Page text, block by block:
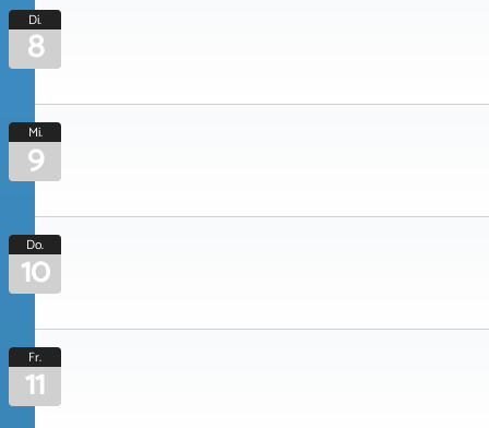
Di.
8
Mi.
9
Do.
10
Fr.
11